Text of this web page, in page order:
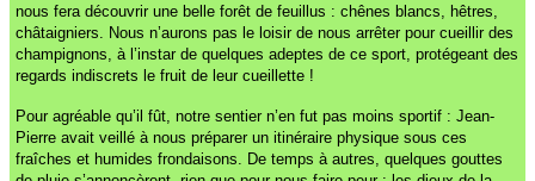
nous fera découvrir une belle forêt de feuillus : chênes blancs, hêtres,
châtaigniers. Nous n’aurons pas le loisir de nous arrêter pour cueillir des
champignons, à l’instar de quelques adeptes de ce sport, protégeant des
regards indiscrets le fruit de leur cueillette !
Pour agréable qu’il fût, notre sentier n’en fut pas moins sportif : Jean-
Pierre avait veillé à nous préparer un itinéraire physique sous ces
fraîches et humides frondaisons. De temps à autres, quelques gouttes